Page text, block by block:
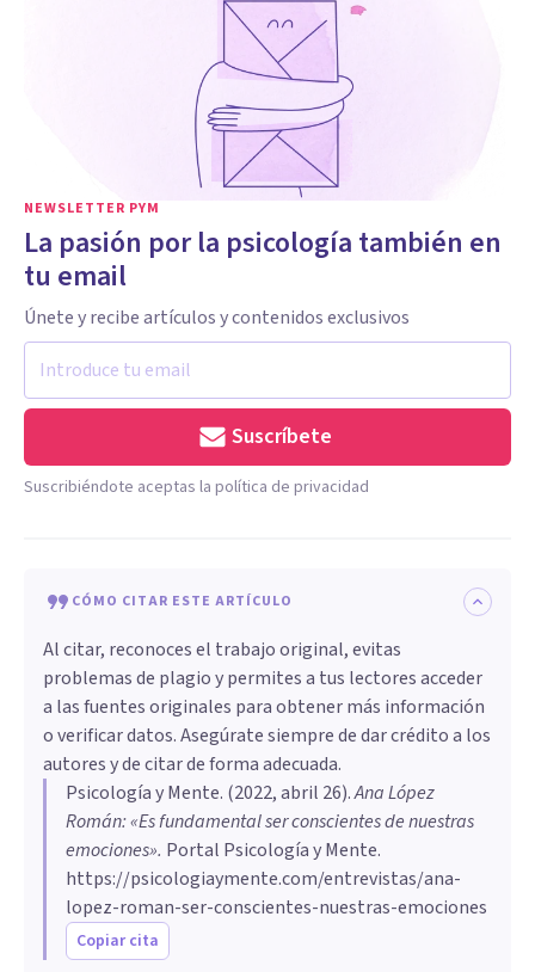
NEWSLETTER PYM
La pasión por la psicología también en
tu email
Únete y recibe artículos y contenidos exclusivos
Suscríbete
Suscribiéndote aceptas la política de privacidad
CÓMO CITAR ESTE ARTÍCULO
Al citar, reconoces el trabajo original, evitas
problemas de plagio y permites a tus lectores acceder
a las fuentes originales para obtener más información
o verificar datos. Asegúrate siempre de dar crédito a los
autores y de citar de forma adecuada.
Psicología y Mente. (2022, abril 26).Ana López
Román: «Es fundamental ser conscientes de nuestras
emociones». Portal Psicología y Mente.
https://psicologiaymente.com/entrevistas/ana-
lopez-roman-ser-conscientes-nuestras-emociones
Copiar cita